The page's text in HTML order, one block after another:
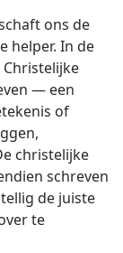
ons de
helper. In de
— een
of
christelijke
schreven
de juiste
te